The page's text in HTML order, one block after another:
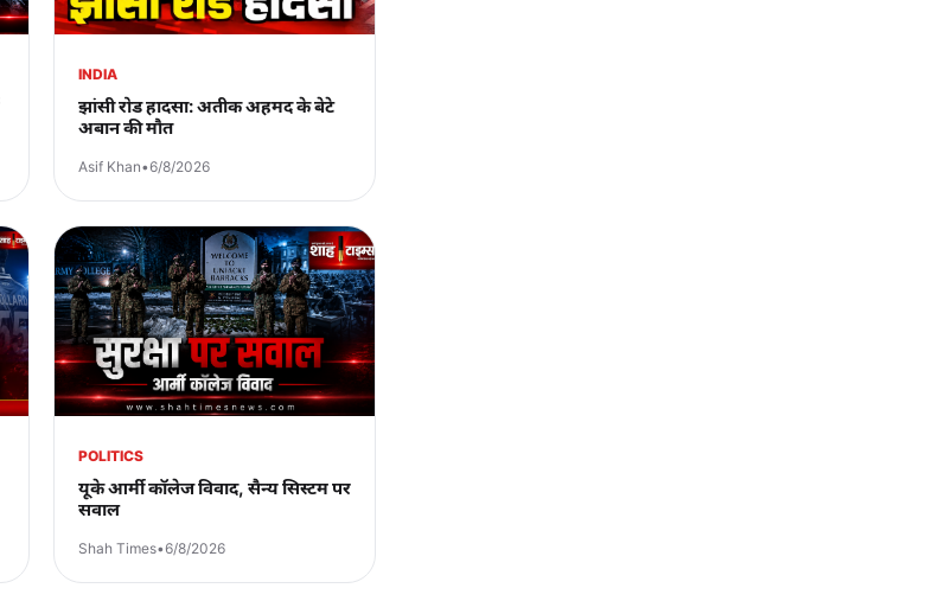
INDIA
झांसी रोड हादसा: अतीक अहमद के बेटे
अबान की मौत
Asif Khan•6/8/2026
POLITICS
यूके आर्मी कॉलेज विवाद, सैन्य सिस्टम पर
सवाल
Shah Times•6/8/2026